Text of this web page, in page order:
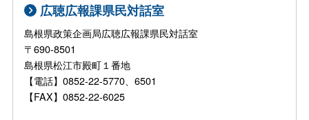
広聴広報課県民対話室
島根県政策企画局広聴広報課県民対話室
〒690-8501
島根県松江市殿町１番地
【電話】0852-22-5770、6501
【FAX】0852-22-6025